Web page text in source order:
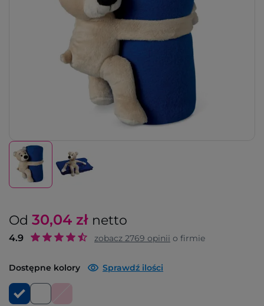
Od 30,04 zł netto
4.9 zobacz 2769 opinii o firmie
Dostępne kolory Sprawdź ilości